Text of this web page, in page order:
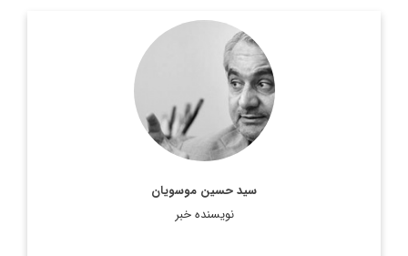
سید حسین موسویان
نویسنده خبر
سیّد حسین موسویاندیپلمات، مذاکره‌کنندهٔ ارشد هسته‌ای سابق و
از اعضای مؤسس حزب اعتدال و توسعه است. وی هم‌اکنون در
دانشگاه پرینستون به عنوان پژوهشگر فعالیت می‌کند. موسویان در
اطلاعات بیشتر